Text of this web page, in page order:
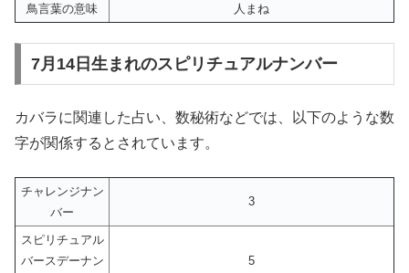
鳥言葉の意味
人まね
7月14日生まれのスピリチュアルナンバー
カバラに関連した占い、数秘術などでは、以下のような数
字が関係するとされています。
チャレンジナン
バー
3
スピリチュアル
バースデーナン
5